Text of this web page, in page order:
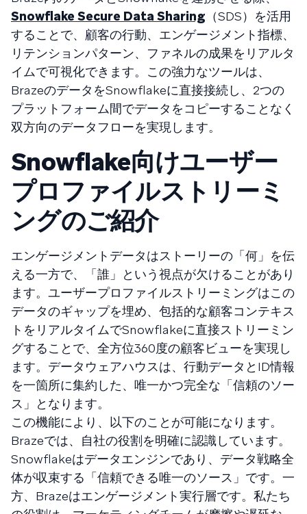
Snowflake Secure Data Sharing （SDS）を活用
することで、顧客の行動、エンゲージメント指標、
リテンションパターン、ファネルの成果をリアルタ
イムで可視化できます。この強力なツールは、
BrazeのデータをSnowflakeに直接接続し、2つの
プラットフォーム間でデータをコピーすることなく
双方向のデータフローを実現します。
Snowflake向けユーザー
プロファイルストリーミ
ングのご紹介
エンゲージメントデータはストーリーの「何」を伝
える一方で、「誰」という視点が欠けることがあり
ます。ユーザープロファイルストリーミングはこの
データのギャップを埋め、包括的な顧客コンテキス
トをリアルタイムでSnowflakeに直接ストリーミン
グすることで、全方位360度の顧客ビューを実現し
ます。データウェアハウスは、行動データとID情報
を一箇所に集約した、唯一かつ完全な「信頼のソー
ス」となります。
この機能により、以下のことが可能になります。
Brazeでは、自社の役割を明確に認識しています。
Snowflakeはデータエンジンであり、データ戦略全
体が収束する「信頼できる唯一のソース」です。一
方、Brazeはエンゲージメント実行層です。私たち